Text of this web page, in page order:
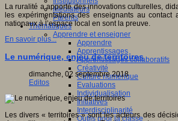
Médiateurs
Parents
Thématiques
Apprendre et enseigner
Apprendre
Apprentissages
Apprentissages collaboratifs
Créativité
Culture numérique
Evaluations
Individualisation
Initiatives
Interdisciplinarité
Outils pour la classe
La ruralité a apporté des innovations culturelles,
les expérimentations des enseignants au contact
nationaux à l’espace local en sont la preuve.
En savoir plus...
Le numérique, enjeu de territoires
dimanche, 02 septembre 2018
Editos
Les divers « territoires » sont les acteurs des